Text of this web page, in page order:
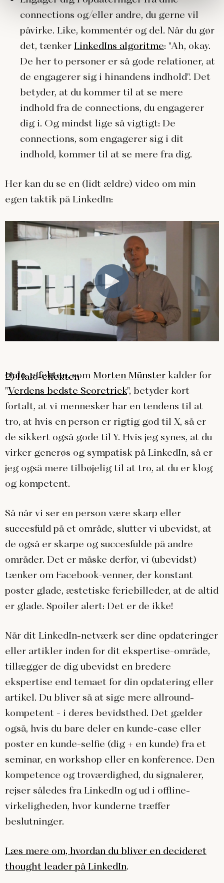
connections og/eller andre, du gerne vil
påvirke. Like, kommentér og del. Når du gør
det, tænker LinkedIns algoritme: "Ah, okay.
De her to personer er så gode relationer, at
de engagerer sig i hinandens indhold". Det
betyder, at du kommer til at se mere
indhold fra de connections, du engagerer
dig i. Og mindst lige så vigtigt: De
connections, som engagerer sig i dit
indhold, kommer til at se mere fra dig.
Her kan du se en (lidt ældre) video om min
egen taktik på LinkedIn:
2) Halo-effekten
Halo-effekten, som Morten Münster kalder for
"Verdens bedste Scoretrick", betyder kort
fortalt, at vi mennesker har en tendens til at
tro, at hvis en person er rigtig god til X, så er
de sikkert også gode til Y. Hvis jeg synes, at du
virker generøs og sympatisk på LinkedIn, så er
jeg også mere tilbøjelig til at tro, at du er klog
og kompetent.
Så når vi ser en person være skarp eller
succesfuld på et område, slutter vi ubevidst, at
de også er skarpe og succesfulde på andre
områder. Det er måske derfor, vi (ubevidst)
tænker om Facebook-venner, der konstant
poster glade, æstetiske feriebilleder, at de altid
er glade. Spoiler alert: Det er de ikke!
Når dit LinkedIn-netværk ser dine opdateringer
eller artikler inden for dit ekspertise-område,
tillægger de dig ubevidst en bredere
ekspertise end temaet for din opdatering eller
artikel. Du bliver så at sige mere allround-
kompetent - i deres bevidsthed. Det gælder
også, hvis du bare deler en kunde-case eller
poster en kunde-selfie (dig + en kunde) fra et
seminar, en workshop eller en konference. Den
kompetence og troværdighed, du signalerer,
rejser således fra LinkedIn og ud i offline-
virkeligheden, hvor kunderne træffer
beslutninger.
Læs mere om, hvordan du bliver en decideret
thought leader på LinkedIn.